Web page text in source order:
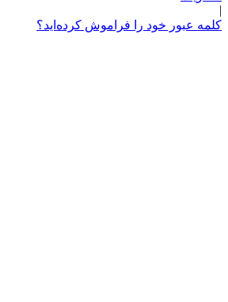
|
کلمه عبور خود را فراموش کرده‌اید؟